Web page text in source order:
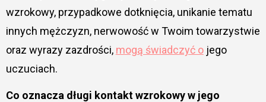
wzrokowy, przypadkowe dotknięcia, unikanie tematu
innych mężczyzn, nerwowość w Twoim towarzystwie
oraz wyrazy zazdrości, mogą świadczyć ojego
uczuciach.
Co oznacza długi kontakt wzrokowy w jego